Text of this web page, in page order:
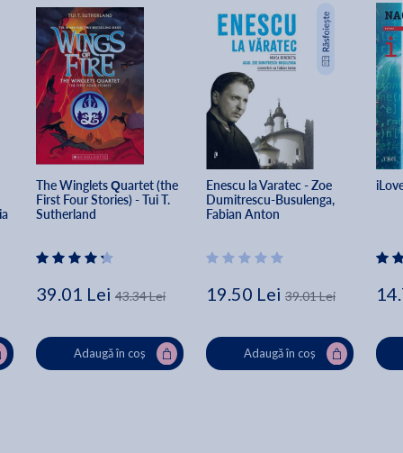
The Winglets Quartet (the
First Four Stories) - Tui T.
Sutherland
39.01 Lei 43.34 Lei
Adaugă în coș
Enescu la Varatec - Zoe
Dumitrescu-Busulenga,
Fabian Anton
19.50 Lei 39.01 Lei
Adaugă în coș